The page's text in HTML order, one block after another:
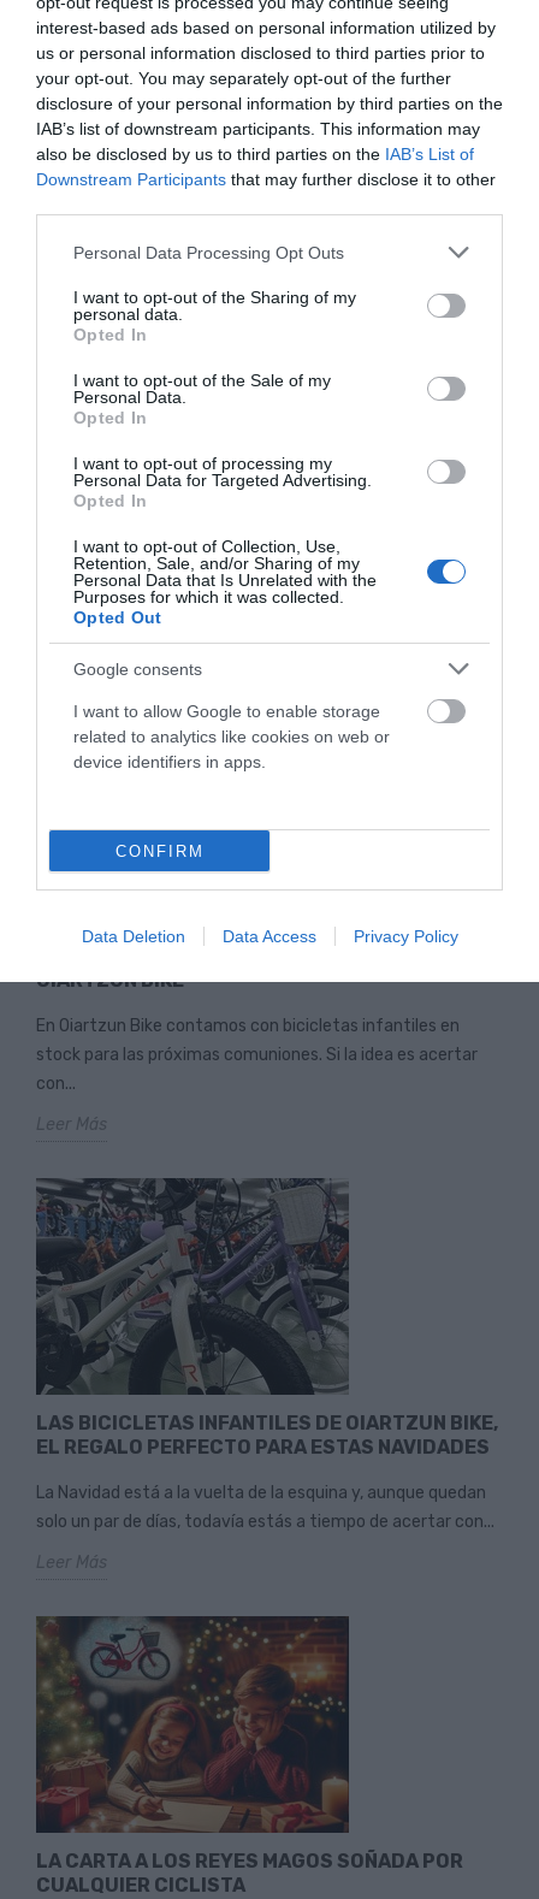
interest-based ads based on personal information utilized by
us or personal information disclosed to third parties prior to
your opt-out. You may separately opt-out of the further
disclosure of your personal information by third parties on the
IAB’s list of downstream participants. This information may
also be disclosed by us to third parties on the IAB’s List of
Downstream Participants that may further disclose it to other
Please note that this website/app uses one or more Google
not limited to your visit or usage behaviour. You may click to
grant or deny consent to Google and its third-party tags to
use your data for below specified purposes in below Google
consent section.
Personal Data Processing Opt Outs
I want to opt-out of the Sharing of my
personal data.
Opted In
I want to opt-out of the Sale of my
Personal Data.
Opted In
I want to opt-out of processing my
Personal Data for Targeted Advertising.
Opted In
I want to opt-out of Collection, Use,
Retention, Sale, and/or Sharing of my
Personal Data that Is Unrelated with the
Purposes for which it was collected.
Opted Out
Google consents
I want to allow Google to enable storage
related to analytics like cookies on web or
device identifiers in apps.
CONFIRM
Data Deletion Data Access Privacy Policy
COMIENZA EL VERANO 2026: EL MOMENTO
PERFECTO PARA DISFRUTAR DE LA BICICLETA
Tanto si eres de los que aprovechan cualquier momento
para salir con la bicicleta de montaña, como si prefieres la...
Leer Más
BICICLETAS INFANTILES Y JUNIOR EN OIARTZUN
BIKE: PARA EMPEZAR Y SEGUIR PEDALEANDO
bicicletas infantiles y junior pensadas para acompañar a
cada...
Leer Más
BICICLETAS INFANTILES EN STOCK PARA
OIARTZUN BIKE
En Oiartzun Bike contamos con bicicletas infantiles en
stock para las próximas comuniones. Si la idea es acertar
con...
Leer Más
LAS BICICLETAS INFANTILES DE OIARTZUN BIKE,
EL REGALO PERFECTO PARA ESTAS NAVIDADES
La Navidad está a la vuelta de la esquina y, aunque quedan
solo un par de días, todavía estás a tiempo de acertar con...
Leer Más
LA CARTA A LOS REYES MAGOS SOÑADA POR
CUALQUIER CICLISTA